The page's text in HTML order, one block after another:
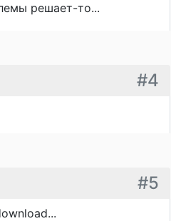
решает-то...
#4
#5